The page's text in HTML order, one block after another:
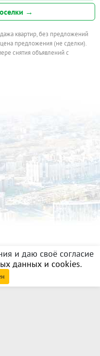
→
квартир, без предложений
предложения (не сделки).
снятия объявлений с
и даю своё согласие
данных и cookies.